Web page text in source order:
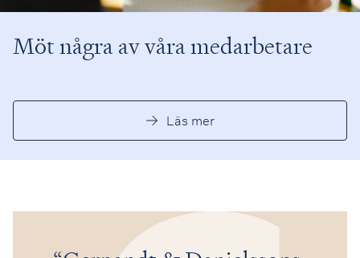
Möt några av våra medarbetare
Läs mer